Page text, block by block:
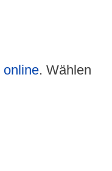
online. Wählen